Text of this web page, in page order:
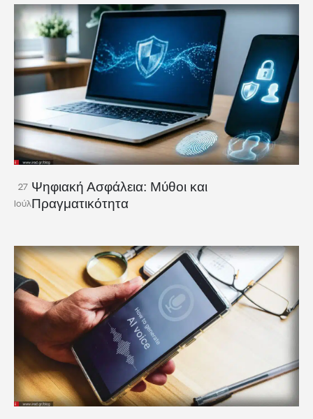
27
Ιούλ
Ψηφιακή Ασφάλεια: Μύθοι και
Πραγματικότητα